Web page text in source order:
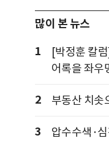
많이 본 뉴스
1
[박정훈 칼
어록을 좌우
2 부동산 치솟
3
압수수색·